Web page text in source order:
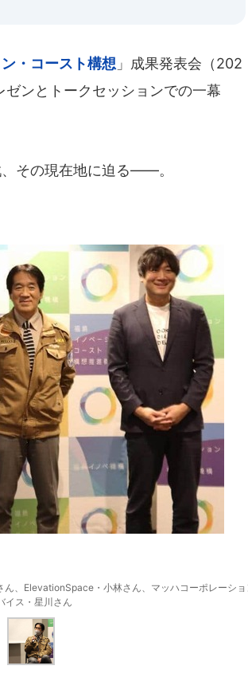
・コースト構想 」成果発表会（202
ンとトークセッションでの一幕
その現在地に迫る――。
、ElevationSpace・小林さん、マッハコーポレーショ
イス・星川さん